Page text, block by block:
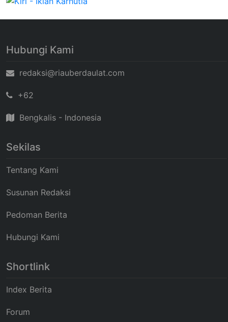
Hubungi Kami
redaksi@riauberdaulat.com
+62
Bengkalis - Indonesia
Sekilas
Tentang Kami
Susunan Redaksi
Pedoman Berita
Hubungi Kami
Shortlink
Index Berita
Forum